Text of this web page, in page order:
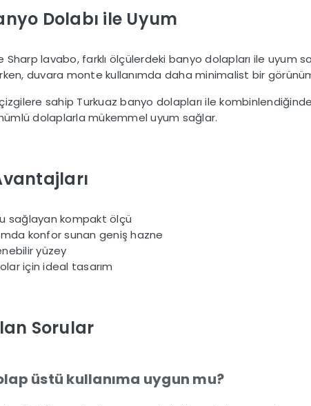
Dolabı ile Uyum
Sharp lavabo, farklı ölçülerdeki banyo dolapları ile uyum
duvara monte kullanımda daha minimalist bir
sahip Turkuaz banyo dolapları ile
dolaplarla mükemmel uyum sağlar.
sağlayan kompakt ölçü
konfor sunan geniş hazne
yüzey
için ideal tasarım
Sorular
üstü kullanıma uygun mu?